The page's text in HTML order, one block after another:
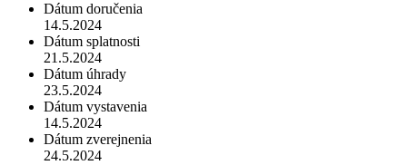
Dátum doručenia
14.5.2024
Dátum splatnosti
21.5.2024
Dátum úhrady
23.5.2024
Dátum vystavenia
14.5.2024
Dátum zverejnenia
24.5.2024